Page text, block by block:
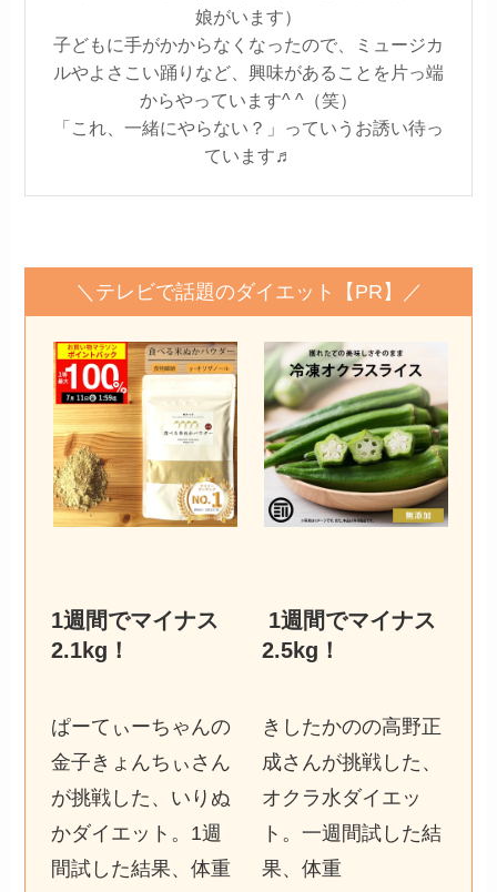
娘がいます）
子どもに手がかからなくなったので、ミュージカ
ルやよさこい踊りなど、興味があることを片っ端
からやっています^ ^（笑）
「これ、一緒にやらない？」っていうお誘い待っ
ています♬
＼テレビで話題のダイエット【PR】／
1週間でマイナス
2.1kg ！
ぱーてぃーちゃんの
金子きょんちぃさん
が挑戦した、いりぬ
かダイエット。1週
間試した結果、体重
1週間でマイナス
2.5kg ！
きしたかのの高野正
成さんが挑戦した、
オクラ水ダイエッ
ト。一週間試した結
果、体重